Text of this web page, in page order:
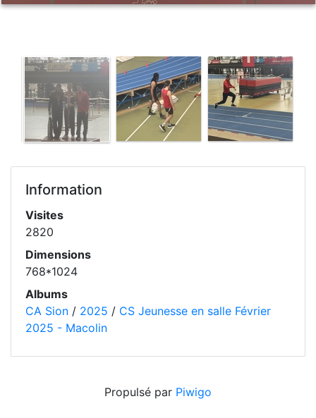
Information
Visites
2820
Dimensions
768*1024
Albums
CA Sion / 2025 / CS Jeunesse en salle Février
2025 - Macolin
Propulsé par Piwigo